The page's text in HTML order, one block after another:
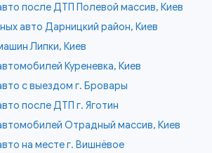
после ДТП Полевой массив, Киев
авто Дарницкий район, Киев
Липки, Киев
Куреневка, Киев
с выездом г. Бровары
после ДТП г. Яготин
Отрадный массив, Киев
на месте г. Вишнёвое